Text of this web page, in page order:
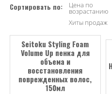
Сортировать по: Цена по
возрастанию
Хиты продаж
Seitoku Styling Foam
Volume Up пенка для
объема и
восстановления
поврежденных волос,
150мл